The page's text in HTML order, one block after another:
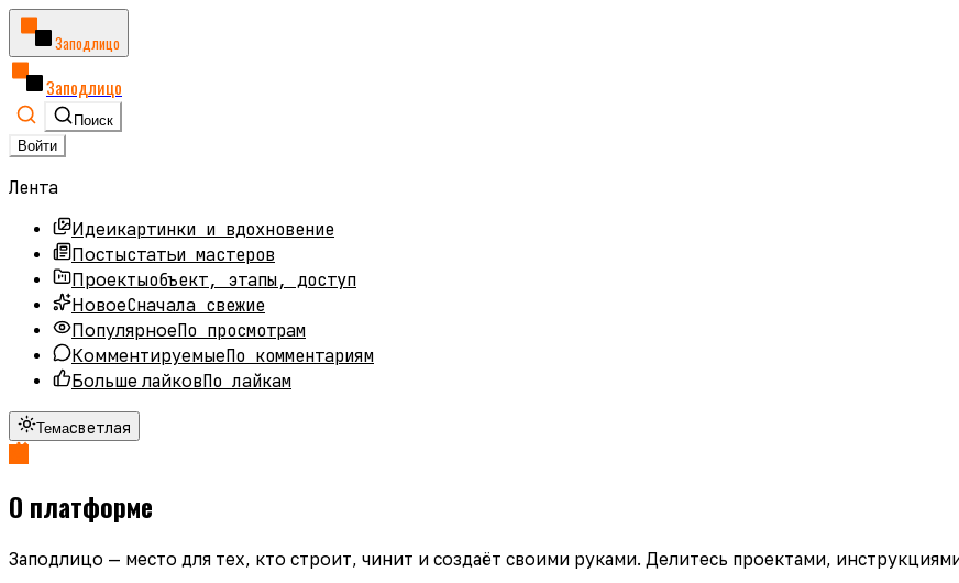
Заподлицо
Заподлицо
Поиск
Войти
Лента
Идеикартинки и вдохновение
Постыстатьи мастеров
Проектыобъект, этапы, доступ
НовоеСначала свежие
ПопулярноеПо просмотрам
КомментируемыеПо комментариям
Больше лайковПо лайкам
Темасветлая
О платформе
Заподлицо — место для тех, кто строит, чинит и создаёт своими руками. Делитесь проектами,